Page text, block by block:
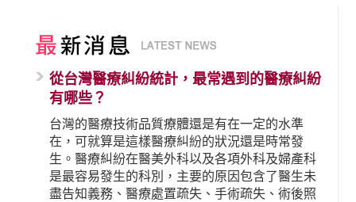
從台灣醫療糾紛統計，最常遇到的醫療糾紛
有哪些？
台灣的醫療技術品質療體還是有在一定的水準
在，可就算是這樣醫療糾紛的狀況還是時常發
生。醫療糾紛在醫美外科以及各項外科及婦產科
是最容易發生的科別，主要的原因包含了醫生未
盡告知義務、醫療處置疏失、手術疏失、術後照